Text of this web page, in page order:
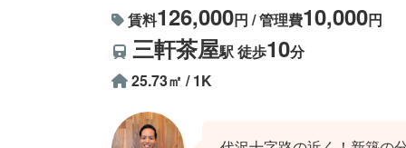
賃料126,000円 / 管理費10,000円
三軒茶屋駅 徒歩10分
25.73㎡ / 1K